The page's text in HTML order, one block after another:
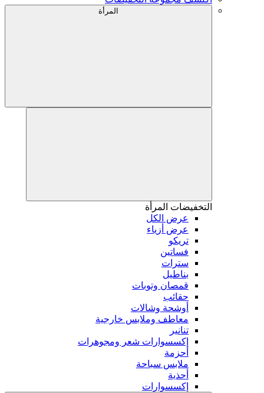
المرأة
التخفيضات المرأة
عرض الكل
عرض أزياء
تريكو
فساتين
سترات
بناطيل
قمصان وتوبات
حقائب
أوشحة وشالات
معاطف وملابس خارجية
تنانير
إكسسوارات شعر ومجوهرات
أحزمة
ملابس سباحة
أحذية
إكسسوارات